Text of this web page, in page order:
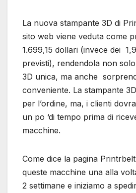
La nuova stampante 3D di
sito web viene veduta come
1.699,15 dollari (invece dei
previsti), rendendola non
3D unica, ma anche
conveniente. La stampante
per l’ordine, ma, i clienti
un po ‘di tempo prima di
macchine.
Come dice la pagina
queste macchine una alla
2 settimane e iniziamo a